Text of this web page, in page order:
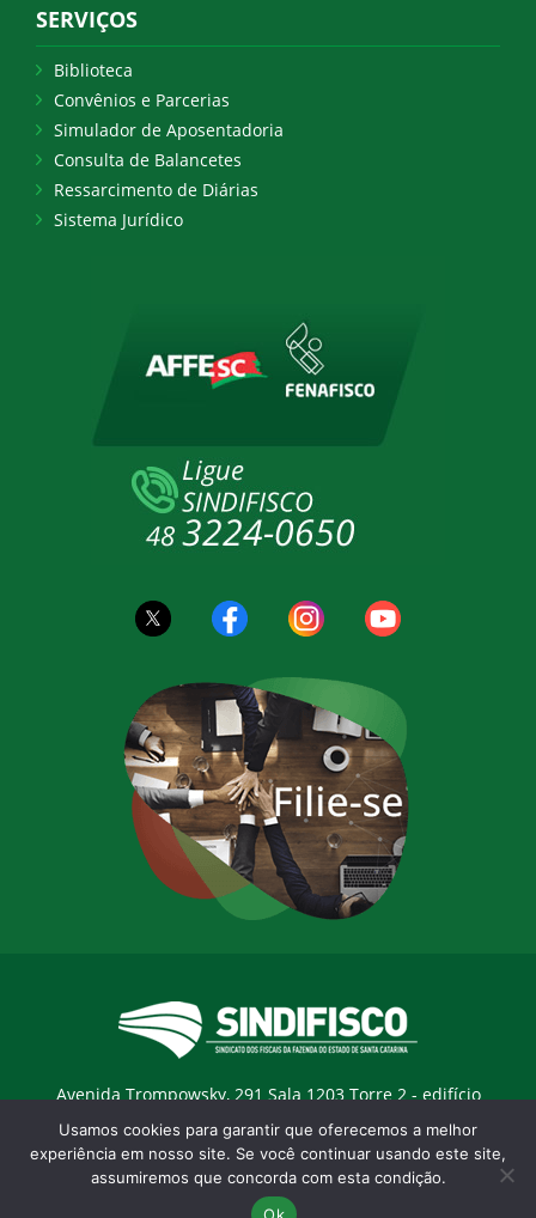
SERVIÇOS
Biblioteca
Convênios e Parcerias
Simulador de Aposentadoria
Consulta de Balancetes
Ressarcimento de Diárias
Sistema Jurídico
Avenida Trompowsky, 291 Sala 1203 Torre 2 - edifício
Trompowsky Corporate - Centro - Florianopólis / SC - CEP:
88015-300 |E-mail:sindifisco@sindifisco.org.br
Desenvolvido pelaagência Marketing Objetivo
Usamos cookies para garantir que oferecemos a melhor
experiência em nosso site. Se você continuar usando este site,
assumiremos que concorda com esta condição.
Ok